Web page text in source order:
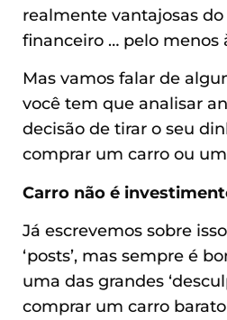
realmente vantajosas
financeiro … pelo menos
Mas vamos falar de
você tem que analisar
decisão de tirar o seu
comprar um carro ou
Carro não é
Já escrevemos sobre
‘posts’, mas sempre é
uma das grandes
comprar um carro